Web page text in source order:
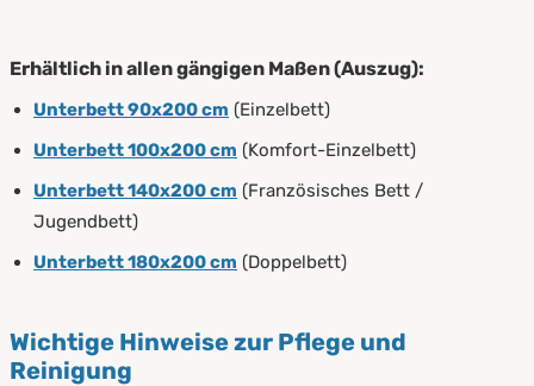
Erhältlich in allen gängigen Maßen (Auszug):
Unterbett 90x200 cm (Einzelbett)
Unterbett 100x200 cm (Komfort-Einzelbett)
Unterbett 140x200 cm (Französisches Bett /
Jugendbett)
Unterbett 180x200 cm (Doppelbett)
Wichtige Hinweise zur Pflege und
Reinigung